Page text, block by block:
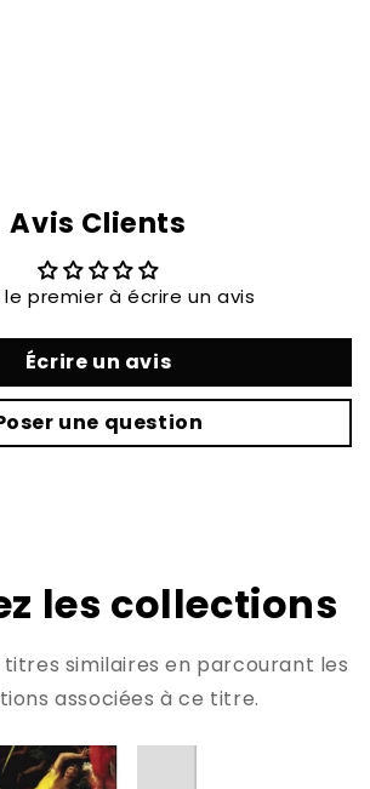
Avis Clients
le premier à écrire un avis
Écrire un avis
une question
les collections
titres similaires en parcourant les
associées à ce titre.